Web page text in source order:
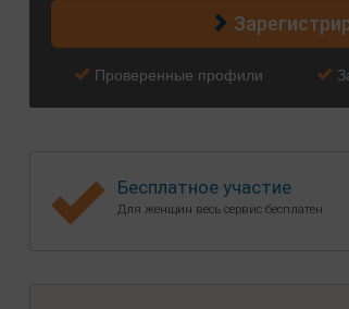
Проверенные профили
Бесплатное участие
Для женщин весь сервис бесплатен